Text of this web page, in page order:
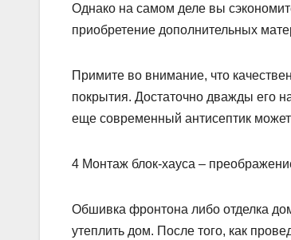
Однако на самом деле вы
приобретение дополнительных
Примите во внимание, что
покрытия. Достаточно дважды его
еще современный антисептик
4 Монтаж блок-хауса –
Обшивка фронтона либо отделка
утеплить дом. После того, как